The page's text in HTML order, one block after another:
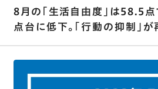
8月の｢生活自由度｣は58.5
点台に低下。｢行動の抑制｣が